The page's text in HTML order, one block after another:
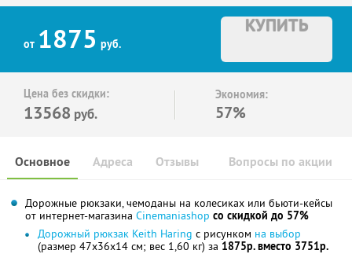
от 1875 руб.
КУПИТЬ
Цена без скидки:
13568 руб.
Экономия:
57%
Основное Отзывы Вопросы по акции
Адреса
Дорожные рюкзаки, чемоданы на колесиках или бьюти-кейсы
от интернет-магазина Cinemaniashop со скидкой до 57%
Дорожный рюкзак Keith Haring с рисунком на выбор
(размер 47x36x14 см; вес 1,60 кг) за 1875р. вместо 3751р.